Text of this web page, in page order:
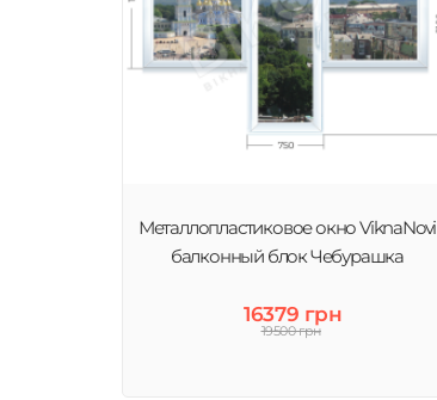
Металлопластиковое окно ViknaNovi
балконный блок Чебурашка
16379 грн
19500 грн